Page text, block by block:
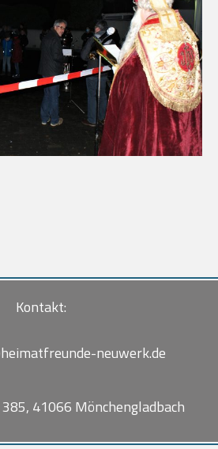
Kontakt:
neuwerk.de
41066 Mönchengladbach